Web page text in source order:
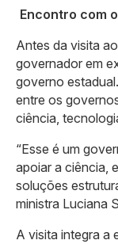
Encontro com
Antes da visita
governador em
governo
entre os
ciência,
“Esse é um
apoiar a ciência,
soluções
ministra Luciana
A visita integra a